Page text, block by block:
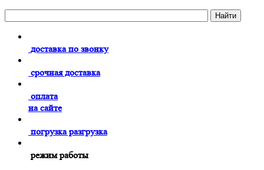
доставка по звонку
срочная доставка
оплата
на сайте
погрузка разгрузка
режим работы